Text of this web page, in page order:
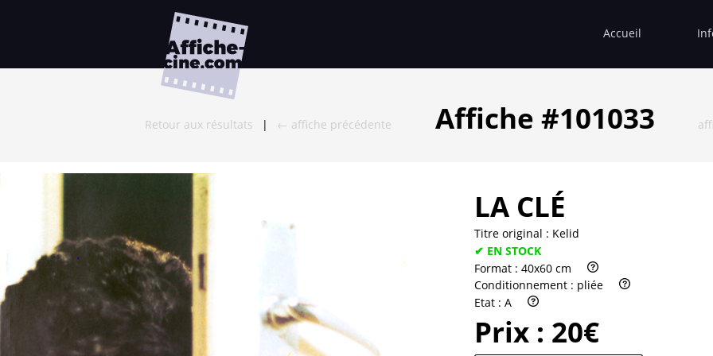
Accueil
Retour aux résultats | ← affiche précédente Affiche #101033
LA CLÉ
Titre original : Kelid
✔ EN STOCK
Format : 40x60 cm
Conditionnement : pliée
Etat : A
Prix : 20€